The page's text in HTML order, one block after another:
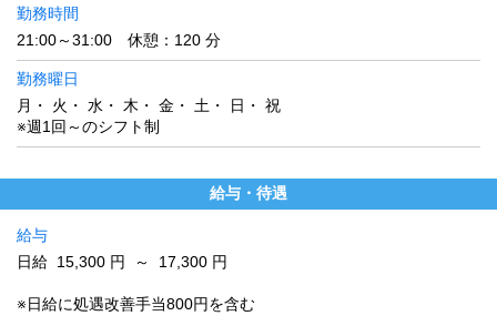
勤務時間
21:00～31:00 休憩：120 分
勤務曜日
月・ 火・ 水・ 木・ 金・ 土・ 日・ 祝
※週1回～のシフト制
給与・待遇
給与
日給 15,300 円 ～ 17,300 円
※日給に処遇改善手当800円を含む